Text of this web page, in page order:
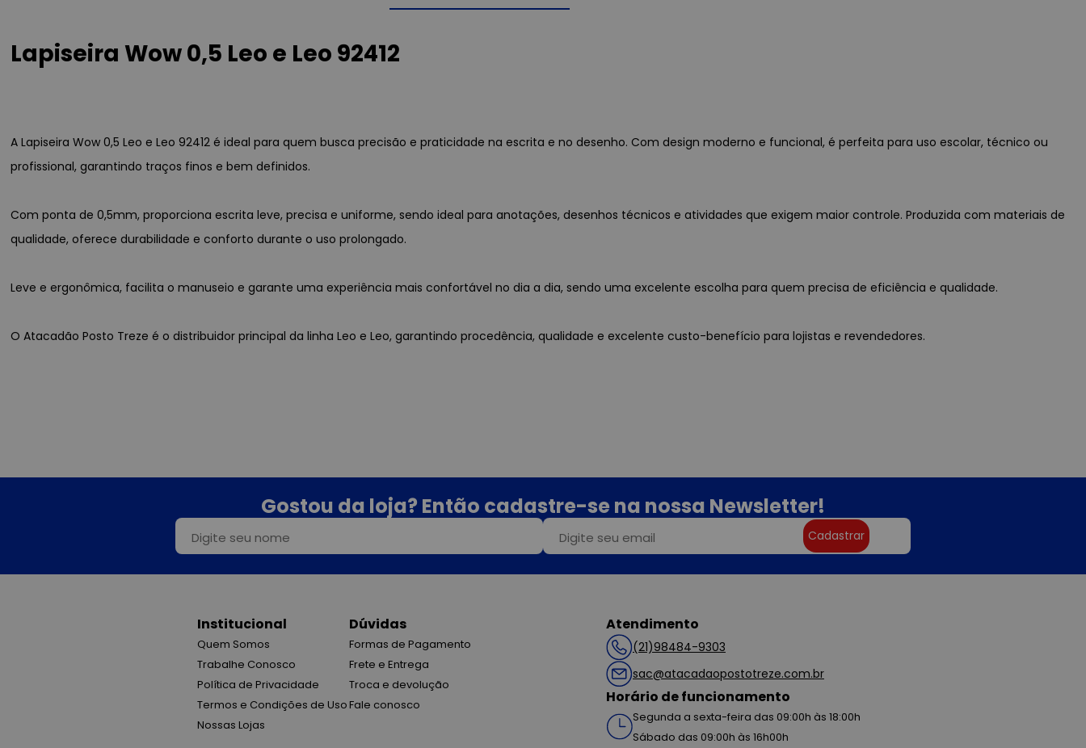
Lapiseira Wow 0,5 Leo e Leo 92412
A Lapiseira Wow 0,5 Leo e Leo 92412 é ideal para quem busca precisão e praticidade na escrita e no desenho. Com design moderno e funcional, é perfeita para uso escolar, técnico ou
profissional, garantindo traços finos e bem definidos.
Com ponta de 0,5mm, proporciona escrita leve, precisa e uniforme, sendo ideal para anotações, desenhos técnicos e atividades que exigem maior controle. Produzida com materiais de
qualidade, oferece durabilidade e conforto durante o uso prolongado.
Leve e ergonômica, facilita o manuseio e garante uma experiência mais confortável no dia a dia, sendo uma excelente escolha para quem precisa de eficiência e qualidade.
O Atacadão Posto Treze é o distribuidor principal da linha Leo e Leo, garantindo procedência, qualidade e excelente custo-benefício para lojistas e revendedores.
Gostou da loja? Então cadastre-se na nossa Newsletter!
Cadastrar
Institucional
Quem Somos
Trabalhe Conosco
Política de Privacidade
Termos e Condições de Uso
Nossas Lojas
Dúvidas
Formas de Pagamento
Frete e Entrega
Troca e devolução
Fale conosco
Atendimento
(21)98484-9303
sac@atacadaopostotreze.com.br
Horário de funcionamento
Segunda a sexta-feira das 09:00h às 18:00h
Sábado das 09:00h às 16h00h